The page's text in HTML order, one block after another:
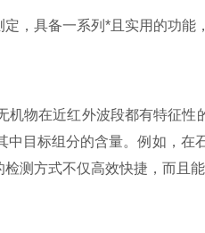
具备一系列*且实用的功能
在近红外波段都有特征性
目标组分的含量。例如，
测方式不仅高效快捷，而且